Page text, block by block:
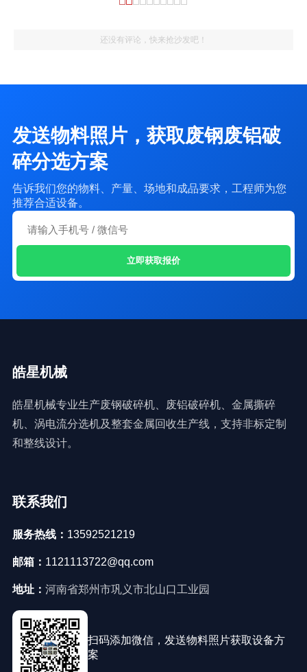
还没有评论，快来抢沙发吧！
发送物料照片，获取废钢废铝破
碎分选方案
告诉我们您的物料、产量、场地和成品要求，工程师为您
推荐合适设备。
立即获取报价
皓星机械
皓星机械专业生产废钢破碎机、废铝破碎机、金属撕碎
机、涡电流分选机及整套金属回收生产线，支持非标定制
和整线设计。
联系我们
服务热线： 13592521219
邮箱： 1121113722@qq.com
地址： 河南省郑州市巩义市北山口工业园
扫码添加微信，发送物料照片获取设备方
案